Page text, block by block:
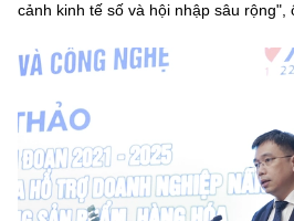
cảnh kinh tế số và hội nhập sâu rộng",